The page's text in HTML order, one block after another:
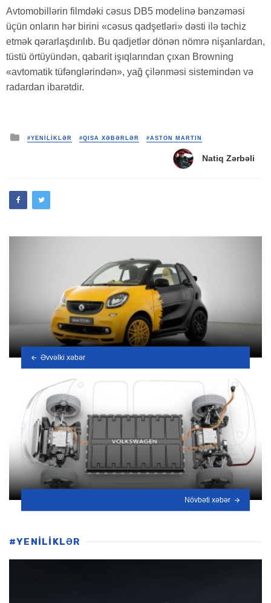
Avtomobillərin filmdəki cəsus DB5 modelinə bənzəməsi
üçün onların hər birini «cəsus qadşetləri» dəsti ilə təchiz
etmək qərarlaşdırılıb. Bu qadjetlər dönən nömrə nişanlardan,
tüstü örtüyündən, qabarit işıqlarından çıxan Browning
«avtomatik tüfənglərindən», yağ çilənməsi sistemindən və
radardan ibarətdir.
Posted
in
#YENİLİKLƏR #QISA XƏBƏRLƏR #ASTON MARTIN
Natiq Zərbəli
Əvvəlki xəbər
Növbəti xəbər
#YENİLİKLƏR